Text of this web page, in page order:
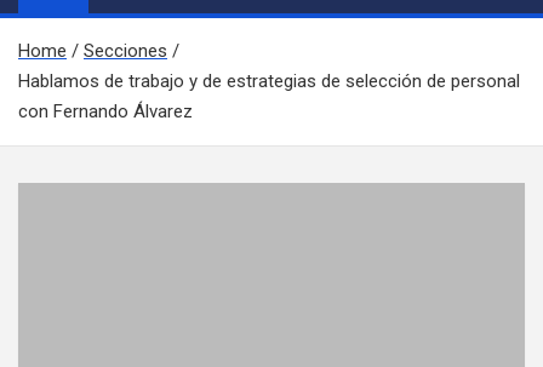
Home
Secciones
Hablamos de trabajo y de estrategias de selección de personal
con Fernando Álvarez